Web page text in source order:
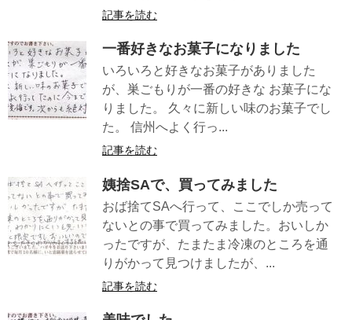
記事を読む
一番好きなお菓子になりました
いろいろと好きなお菓子がありました
が、巣ごもりが一番の好きな お菓子にな
りました。 久々に新しい味のお菓子でし
た。 信州へよく行っ...
記事を読む
姨捨SAで、買ってみました
おば捨てSAへ行って、ここでしか売って
ないとの事で買ってみました。おいしか
ったですが、たまたま冷凍のところを通
りがかって見つけましたが、...
記事を読む